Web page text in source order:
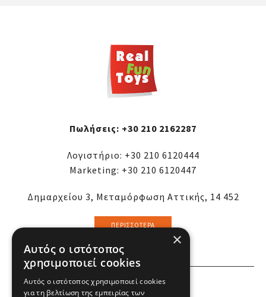
Πωλήσεις: +30 210 2162287
Λογιστήριο: +30 210 6120444
Marketing: +30 210 6120447
Δημαρχείου 3, Μεταμόρφωση Αττικής, 14 452
ΠΕΡΙΣΣΌΤΕΡΑ
ΕΜΕΙΣ
×
Αυτός ο ιστότοπος
χρησιμοποιεί cookies
Αυτός ο ιστότοπος χρησιμοποιεί cookies
για τη βελτίωση της εμπειρίας των